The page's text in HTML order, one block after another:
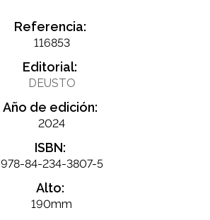
Referencia:
116853
Editorial:
DEUSTO
Año de edición:
2024
ISBN:
978-84-234-3807-5
Alto:
190mm